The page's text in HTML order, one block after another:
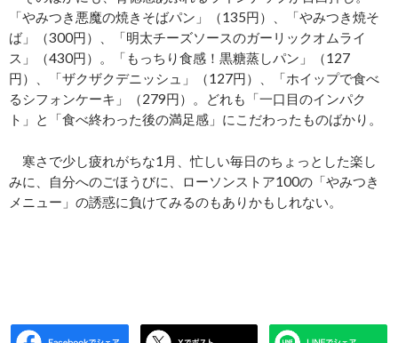
「やみつき悪魔の焼きそばパン」（135円）、「やみつき焼そ
ば」（300円）、「明太チーズソースのガーリックオムライ
ス」（430円）。「もっちり食感！黒糖蒸しパン」（127
円）、「ザクザクデニッシュ」（127円）、「ホイップで食べ
るシフォンケーキ」（279円）。どれも「一口目のインパク
ト」と「食べ終わった後の満足感」にこだわったものばかり。
寒さで少し疲れがちな1月、忙しい毎日のちょっとした楽し
みに、自分へのごほうびに、ローソンストア100の「やみつき
メニュー」の誘惑に負けてみるのもありかもしれない。